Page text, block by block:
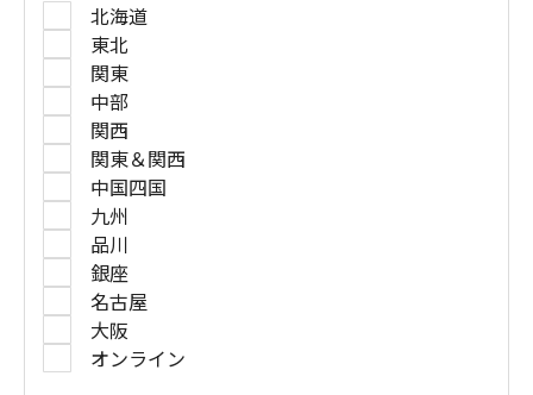
北海道
東北
関東
中部
関西
関東＆関西
中国四国
九州
品川
銀座
名古屋
大阪
オンライン